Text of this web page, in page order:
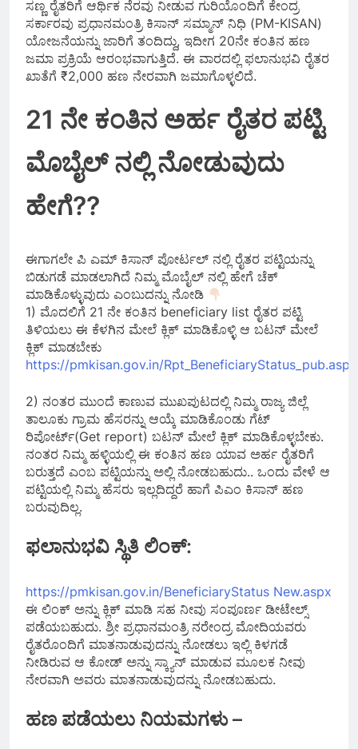
ಸಣ್ಣ ರೈತರಿಗೆ ಆರ್ಥಿಕ ನೆರವು ನೀಡುವ ಗುರಿಯೊಂದಿಗೆ ಕೇಂದ್ರ
ಸರ್ಕಾರವು ಪ್ರಧಾನಮಂತ್ರಿ ಕಿಸಾನ್ ಸಮ್ಮಾನ್ ನಿಧಿ (PM-KISAN)
ಯೋಜನೆಯನ್ನು ಜಾರಿಗೆ ತಂದಿದ್ದು, ಇದೀಗ 20ನೇ ಕಂತಿನ ಹಣ
ಜಮಾ ಪ್ರಕ್ರಿಯೆ ಆರಂಭವಾಗುತ್ತಿದೆ. ಈ ವಾರದಲ್ಲಿ ಫಲಾನುಭವಿ ರೈತರ
ಖಾತೆಗೆ ₹2,000 ಹಣ ನೇರವಾಗಿ ಜಮಾಗೊಳ್ಳಲಿದೆ.
21 ನೇ ಕಂತಿನ ಅರ್ಹ ರೈತರ ಪಟ್ಟಿ
ಮೊಬೈಲ್ ನಲ್ಲಿ ನೋಡುವುದು
ಹೇಗೆ??
ಈಗಾಗಲೇ ಪಿ ಎಮ್ ಕಿಸಾನ್ ಪೋರ್ಟಲ್ ನಲ್ಲಿ ರೈತರ ಪಟ್ಟಿಯನ್ನು
ಬಿಡುಗಡೆ ಮಾಡಲಾಗಿದೆ ನಿಮ್ಮ ಮೊಬೈಲ್ ನಲ್ಲಿ ಹೇಗೆ ಚೆಕ್
ಮಾಡಿಕೊಳ್ಳುವುದು ಎಂಬುದನ್ನು ನೋಡಿ
1) ಮೊದಲಿಗೆ 21 ನೇ ಕಂತಿನ beneficiary list ರೈತರ ಪಟ್ಟಿ
ತಿಳಿಯಲು ಈ ಕೆಳಗಿನ ಮೇಲೆ ಕ್ಲಿಕ್ ಮಾಡಿಕೊಳ್ಳಿ ಆ ಬಟನ್ ಮೇಲೆ
ಕ್ಲಿಕ್ ಮಾಡಬೇಕು
https://pmkisan.gov.in/Rpt_BeneficiaryStatus_pub.aspx
2) ನಂತರ ಮುಂದೆ ಕಾಣುವ ಮುಖಪುಟದಲ್ಲಿ ನಿಮ್ಮ ರಾಜ್ಯ ಜಿಲ್ಲೆ
ತಾಲೂಕು ಗ್ರಾಮ ಹೆಸರನ್ನು ಆಯ್ಕೆ ಮಾಡಿಕೊಂಡು ಗೆಟ್
ರಿಪೋರ್ಟ್(Get report) ಬಟನ್ ಮೇಲೆ ಕ್ಲಿಕ್ ಮಾಡಿಕೊಳ್ಳಬೇಕು.
ನಂತರ ನಿಮ್ಮ ಹಳ್ಳಿಯಲ್ಲಿ ಈ ಕಂತಿನ ಹಣ ಯಾವ ಅರ್ಹ ರೈತರಿಗೆ
ಬರುತ್ತದೆ ಎಂಬ ಪಟ್ಟಿಯನ್ನು ಅಲ್ಲಿ ನೋಡಬಹುದು.. ಒಂದು ವೇಳೆ ಆ
ಪಟ್ಟಿಯಲ್ಲಿ ನಿಮ್ಮ ಹೆಸರು ಇಲ್ಲದಿದ್ದರೆ ಹಾಗೆ ಪಿಎಂ ಕಿಸಾನ್ ಹಣ
ಬರುವುದಿಲ್ಲ.
ಫಲಾನುಭವಿ ಸ್ಥಿತಿ ಲಿಂಕ್:
https://pmkisan.gov.in/BeneficiaryStatus New.aspx
ಈ ಲಿಂಕ್ ಅನ್ನು ಕ್ಲಿಕ್ ಮಾಡಿ ಸಹ ನೀವು ಸಂಪೂರ್ಣ ಡೀಟೇಲ್ಸ್
ಪಡೆಯಬಹುದು. ಶ್ರೀ ಪ್ರಧಾನಮಂತ್ರಿ ನರೇಂದ್ರ ಮೋದಿಯವರು
ರೈತರೊಂದಿಗೆ ಮಾತನಾಡುವುದನ್ನು ನೋಡಲು ಇಲ್ಲಿ ಕಿಳಗಡೆ
ನೀಡಿರುವ ಆ ಕೋಡ್ ಅನ್ನು ಸ್ಕ್ಯಾನ್ ಮಾಡುವ ಮೂಲಕ ನೀವು
ನೇರವಾಗಿ ಅವರು ಮಾತನಾಡುವುದನ್ನು ನೋಡಬಹುದು.
ಹಣ ಪಡೆಯಲು ನಿಯಮಗಳು –